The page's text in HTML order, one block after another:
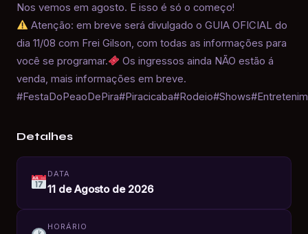
Nos vemos em agosto. E isso é só o começo!
Atenção: em breve será divulgado o GUIA OFICIAL do
dia 11/08 com Frei Gilson, com todas as informações para
você se programar.
Os ingressos ainda NÃO estão á
venda, mais informações em breve.
Detalhes
DATA
11 de Agosto de 2026
HORÁRIO